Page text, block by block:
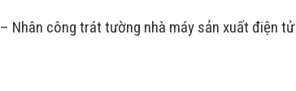
– Nhân công trát tường nhà máy sản xuất điện tử